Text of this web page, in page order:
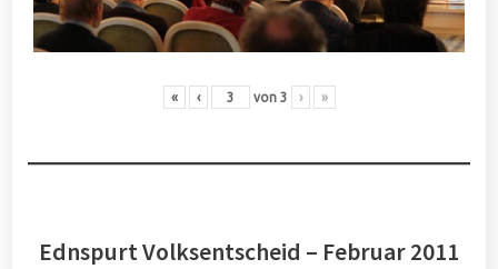
« ‹ von 3 › »
Ednspurt Volksentscheid – Februar 2011